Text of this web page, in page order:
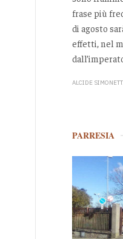
frase più
di agosto
effetti, nel
ALCIDE
PARRESIA